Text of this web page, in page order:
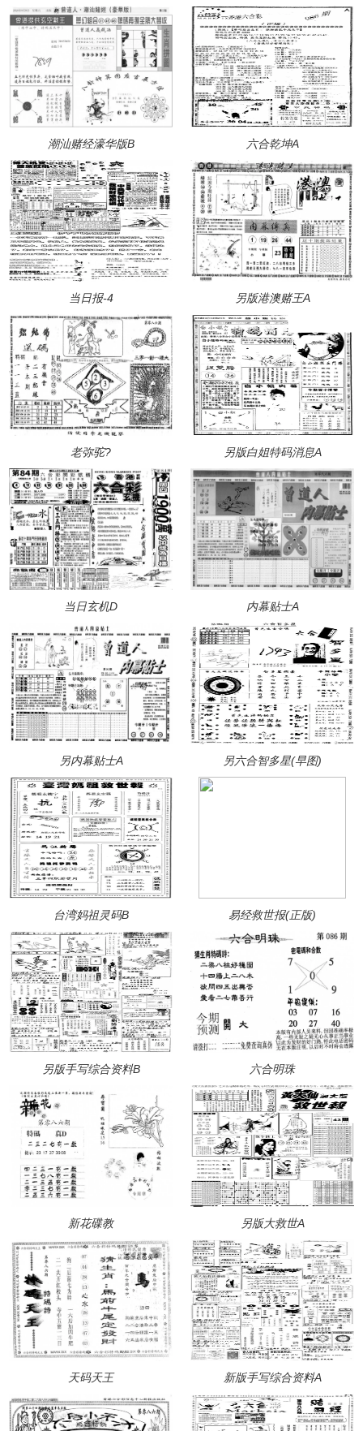
潮汕赌经濠华版B 六合乾坤A
当日报-4 另版港澳赌王A
老弥驼? 另版白姐特码消息A
当日玄机D 内幕贴士A
另内幕贴士A 另六合智多星(早图)
台湾妈祖灵码B 易经救世报(正版)
另版手写综合资料B 六合明珠
新花碟教 另版大救世A
天码天王 新版手写综合资料A